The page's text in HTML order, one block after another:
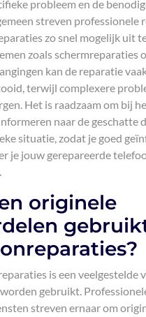
probleem en de
streven professionele
zo snel mogelijk uit
zoals schermreparaties
kan de reparatie
terwijl complexere
Het is raadzaam om bij
naar de
situatie, zodat je goed
je jouw gerepareerde
originele
is een veelgestelde
gebruikt.
streven ernaar om